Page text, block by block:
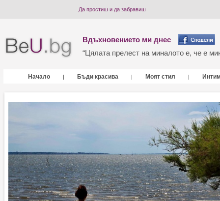
Да простиш и да забравиш
Вдъхновението ми днес
“Цялата прелест на миналото е, че е
Начало | Бъди красива | Моят стил |